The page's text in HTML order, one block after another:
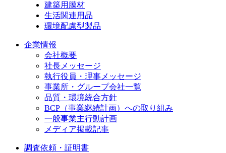
建築用膜材
生活関連用品
環境配慮型製品
企業情報
会社概要
社長メッセージ
執行役員・理事メッセージ
事業所・グループ会社一覧
品質・環境統合方針
BCP（事業継続計画）への取り組み
一般事業主行動計画
メディア掲載記事
調査依頼・証明書